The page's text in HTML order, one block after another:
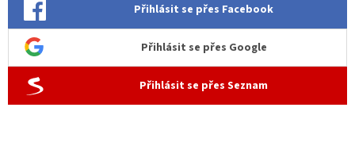
Přihlásit se přes Facebook
Přihlásit se přes Google
Přihlásit se přes Seznam